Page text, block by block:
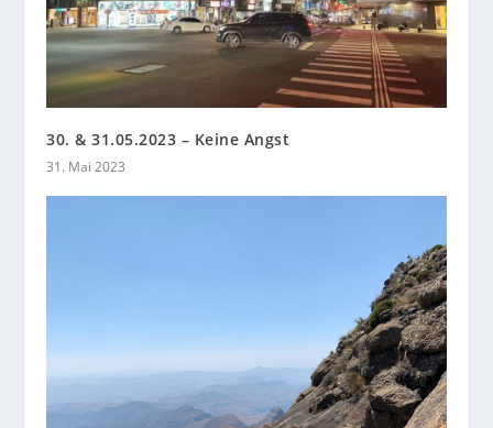
30. & 31.05.2023 – Keine Angst
31. Mai 2023